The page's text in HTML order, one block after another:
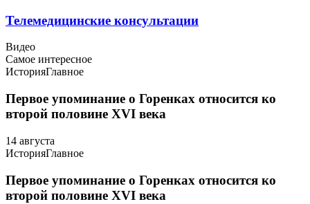
Телемедицинские консультации
Видео
Самое интересное
ИсторияГлавное
Первое упоминание о Горенках относится ко
второй половине XVI века
14 августа
ИсторияГлавное
Первое упоминание о Горенках относится ко
второй половине XVI века